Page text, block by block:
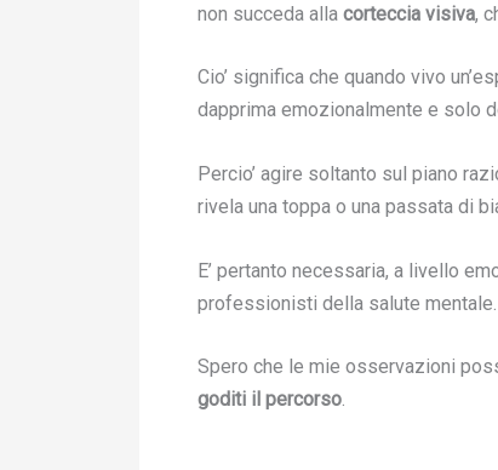
non succeda alla corteccia visiva,
Cio’ significa che quando vivo
dapprima emozionalmente e solo
Percio’ agire soltanto sul piano
rivela una toppa o una passata di
E’ pertanto necessaria, a livello
professionisti della salute mentale.
Spero che le mie osservazioni
goditi il percorso.